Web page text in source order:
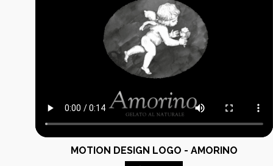
MOTION DESIGN LOGO - AMORINO